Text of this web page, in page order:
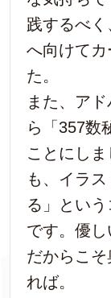
践するべ
へ向けて
た。
また、ア
ら「357数
ことにし
も、イラ
る」とい
です。優
だからこ
れば。